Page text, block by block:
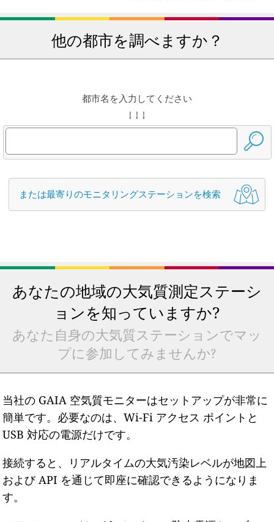
他の都市を調べますか？
都市名を入力してください
↓ ↓ ↓
または最寄りのモニタリングステーションを検索
あなたの地域の大気質測定ステーシ
ョンを知っていますか?
あなた自身の大気質ステーションでマッ
プに参加してみませんか?
当社の GAIA 空気質モニターはセットアップが非常に
簡単です。必要なのは、Wi-Fi アクセス ポイントと
USB 対応の電源だけです。
接続すると、リアルタイムの大気汚染レベルが地図上
および API を通じて即座に確認できるようになりま
す。